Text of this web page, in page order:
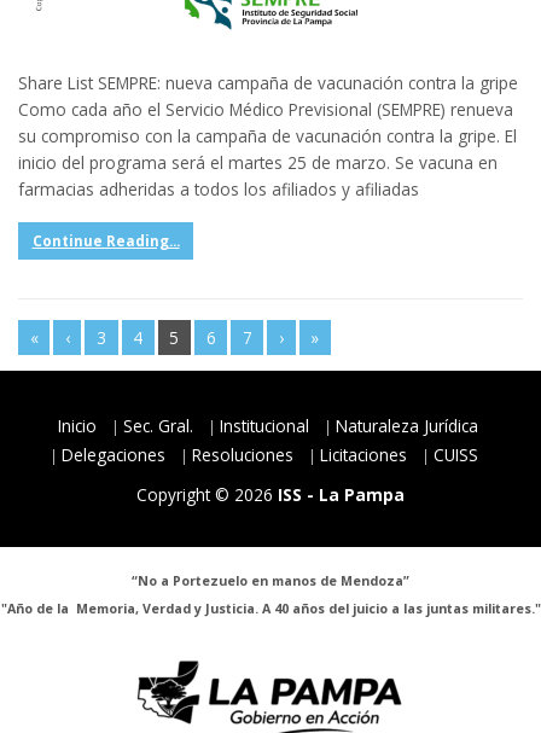
Share List SEMPRE: nueva campaña de vacunación contra la gripe
Como cada año el Servicio Médico Previsional (SEMPRE) renueva
su compromiso con la campaña de vacunación contra la gripe. El
inicio del programa será el martes 25 de marzo. Se vacuna en
farmacias adheridas a todos los afiliados y afiliadas
Continue Reading...
« ‹ 3 4 5 6 7 › »
Inicio Sec. Gral. Institucional
Naturaleza Jurídica
Delegaciones
Resoluciones Licitaciones
CUISS
Copyright © 2026 ISS - La Pampa
“No a Portezuelo en manos de Mendoza”
"Año de la Memoria, Verdad y Justicia. A 40 años del juicio a las juntas militares."